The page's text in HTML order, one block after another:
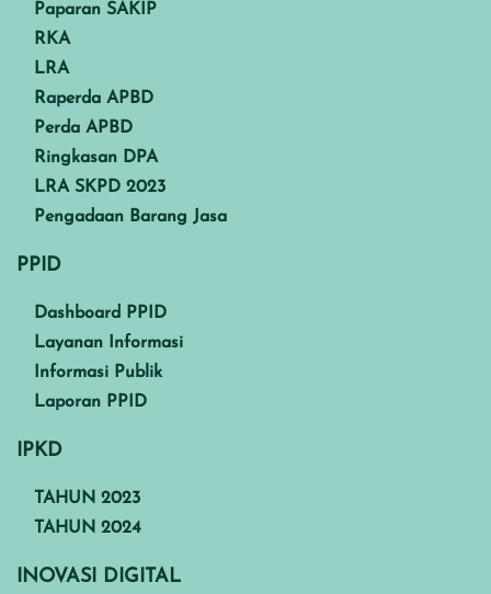
Paparan SAKIP
RKA
LRA
Raperda APBD
Perda APBD
Ringkasan DPA
LRA SKPD 2023
Pengadaan Barang Jasa
PPID
Dashboard PPID
Layanan Informasi
Informasi Publik
Laporan PPID
IPKD
TAHUN 2023
TAHUN 2024
INOVASI DIGITAL